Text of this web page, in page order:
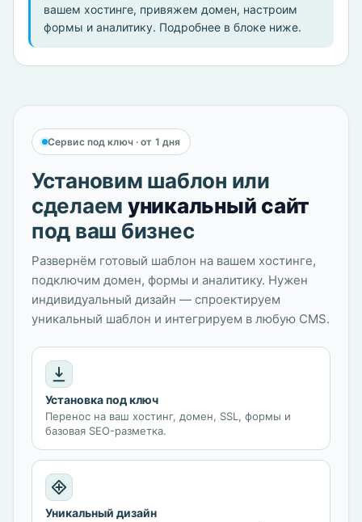
вашем хостинге, привяжем домен, настроим
формы и аналитику. Подробнее в блоке ниже.
Сервис под ключ · от 1 дня
Установим шаблон или
сделаем уникальный сайт
под ваш бизнес
Развернём готовый шаблон на вашем хостинге,
подключим домен, формы и аналитику. Нужен
индивидуальный дизайн — спроектируем
уникальный шаблон и интегрируем в любую CMS.
Установка под ключ
Перенос на ваш хостинг, домен, SSL, формы и
базовая SEO-разметка.
Уникальный дизайн